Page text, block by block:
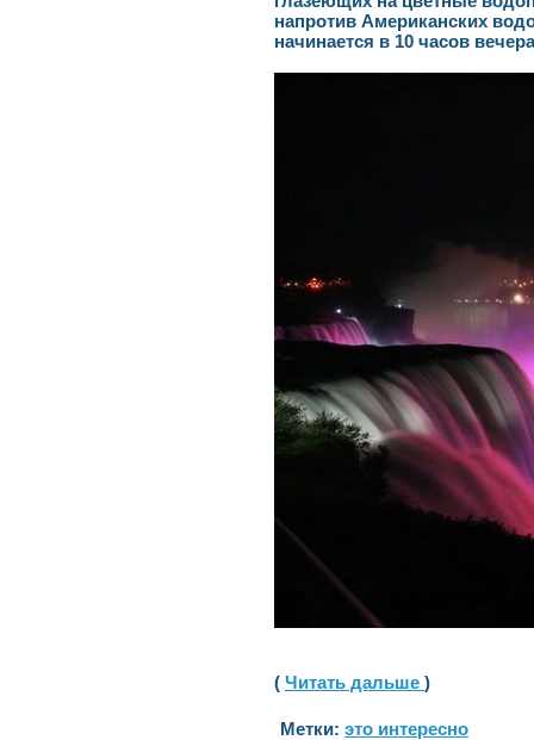
напротив Американских
начинается в 10 часов
( Читать дальше )
Метки: это интересно